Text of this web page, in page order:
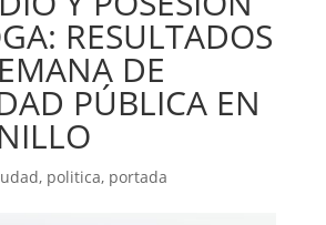
RESULTADOS
DE
PÚBLICA EN
, politica, portada